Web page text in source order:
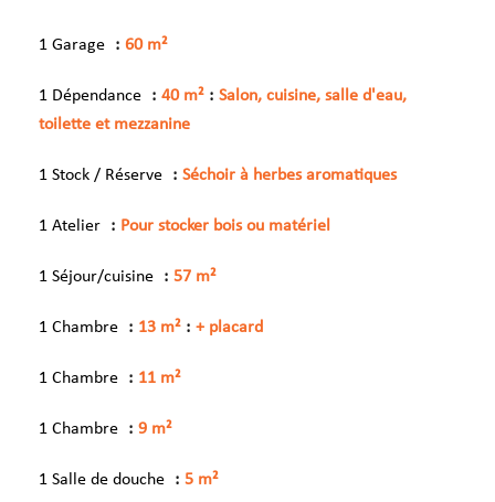
1 Garage 60 m²
1 Dépendance 40 m²
Salon, cuisine, salle d'eau,
toilette et mezzanine
1 Stock / Réserve Séchoir à herbes aromatiques
1 Atelier Pour stocker bois ou matériel
1 Séjour/cuisine 57 m²
1 Chambre 13 m² + placard
1 Chambre 11 m²
1 Chambre 9 m²
1 Salle de douche 5 m²